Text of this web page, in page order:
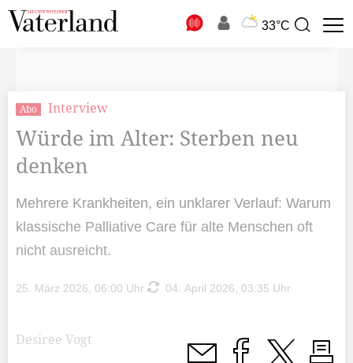
33°C
Suchbegriff
Abo Interview
Würde im Alter: Sterben neu
denken
Mehrere Krankheiten, ein unklarer Verlauf: Warum
klassische Palliative Care für alte Menschen oft
nicht ausreicht.
25. März 2026, 06:00 Uhr 04. April 2026, 03:35 Uhr
Desiree Vogt